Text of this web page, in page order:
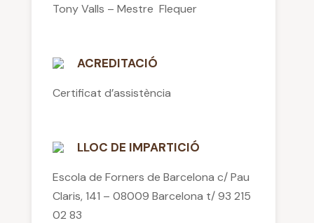
Tony Valls – Mestre Flequer
ACREDITACIÓ
Certificat d’assistència
LLOC DE IMPARTICIÓ
Escola de Forners de Barcelona c/ Pau
Claris, 141 – 08009 Barcelona t/ 93 215
02 83